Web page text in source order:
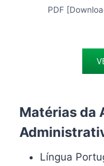
PDF
Matérias da
Língua